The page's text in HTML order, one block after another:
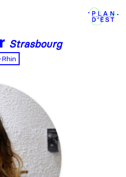
Strasbourg